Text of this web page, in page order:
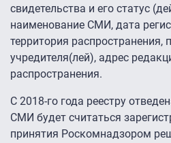
свидетельства и его статус
наименование СМИ, дата
территория распространения,
учредителя(лей), адрес
распространения.
С 2018-го года реестру
СМИ будет считаться
принятия Роскомнадзором